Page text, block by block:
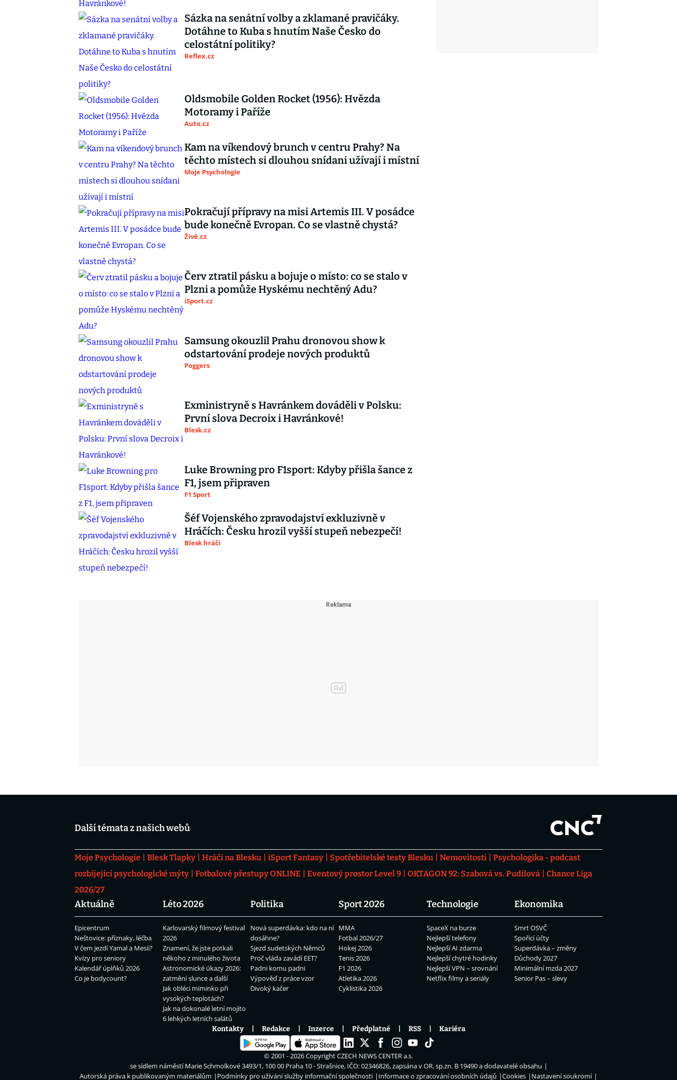
Sázka na senátní volby a zklamané pravičáky.
Dotáhne to Kuba s hnutím Naše Česko do
celostátní politiky?
Reflex.cz
Oldsmobile Golden Rocket (1956): Hvězda
Motoramy i Paříže
Auto.cz
Kam na víkendový brunch v centru Prahy? Na
těchto místech si dlouhou snídani užívají i místní
Moje Psychologie
Pokračují přípravy na misi Artemis III. V posádce
bude konečně Evropan. Co se vlastně chystá?
Živě.cz
Červ ztratil pásku a bojuje o místo: co se stalo v
Plzni a pomůže Hyskému nechtěný Adu?
iSport.cz
Samsung okouzlil Prahu dronovou show k
odstartování prodeje nových produktů
Poggers
Exministryně s Havránkem dováděli v Polsku:
První slova Decroix i Havránkové!
Blesk.cz
Luke Browning pro F1sport: Kdyby přišla šance z
F1, jsem připraven
F1 Sport
Šéf Vojenského zpravodajství exkluzivně v
Hráčích: Česku hrozil vyšší stupeň nebezpečí!
Blesk hráči
Další témata z našich webů
Moje Psychologie Blesk Tlapky Hráči na Blesku iSport Fantasy Spotřebitelské testy Blesku Nemovitosti
Psychologika - podcast
rozbíjející psychologické mýty
Fotbalové přestupy ONLINE Eventový prostor Level 9 OKTAGON 92: Szabová vs. Pudilová
Chance Liga
2026/27
Aktuálně
Epicentrum
Neštovice: příznaky, léčba
V čem jezdí Yamal a Mesii?
Kvízy pro seniory
Kalendář úplňků 2026
Co je bodycount?
Léto 2026
Karlovarský filmový festival
2026
Znamení, že jste potkali
někoho z minulého života
Astronomické úkazy 2026:
zatmění slunce a další
Jak obléci miminko při
vysokých teplotách?
Jak na dokonalé letní mojito
6 lehkých letních salátů
Politika
Nová superdávka: kdo na ní
dosáhne?
Sjezd sudetských Němců
Proč vláda zavádí EET?
Padni komu padni
Výpověď z práce vzor
Divoký kačer
Sport 2026
MMA
Fotbal 2026/27
Hokej 2026
Tenis 2026
F1 2026
Atletika 2026
Cyklistika 2026
Technologie
SpaceX na burze
Nejlepší telefony
Nejlepší AI zdarma
Nejlepší chytré hodinky
Nejlepší VPN – srovnání
Netflix filmy a seriály
Ekonomika
Smrt OSVČ
Spořicí účty
Superdávka – změny
Důchody 2027
Minimální mzda 2027
Senior Pas – slevy
Kontakty Redakce Inzerce Předplatné RSS Kariéra
© 2001 - 2026 CopyrightCZECH NEWS CENTER a.s.
se sídlem náměstí Marie Schmolkové 3493/1, 100 00 Praha 10 - Strašnice, IČO: 02346826, zapsána v OR, sp.zn. B 19490 a dodavatelé obsahu
Autorská práva k publikovaným materiálům
Podmínky pro užívání služby informační společnosti Informace o zpracování osobních údajů Cookies Nastavení soukromí